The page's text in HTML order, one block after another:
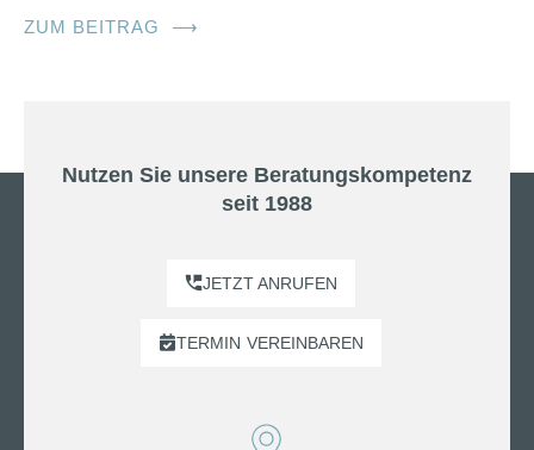
ZUM BEITRAG ⟶
Nutzen Sie unsere Beratungskompetenz
seit 1988
JETZT ANRUFEN
TERMIN VEREINBAREN